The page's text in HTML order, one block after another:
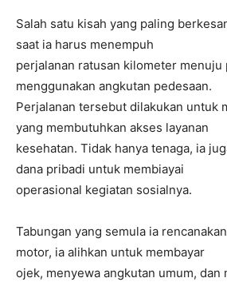
Salah satu kisah yang paling
saat ia harus menempuh
perjalanan ratusan kilometer menuju
menggunakan angkutan pedesaan.
Perjalanan tersebut dilakukan untuk
yang membutuhkan akses layanan
kesehatan. Tidak hanya tenaga, ia
dana pribadi untuk membiayai
operasional kegiatan sosialnya.
Tabungan yang semula ia
motor, ia alihkan untuk membayar
ojek, menyewa angkutan umum, dan